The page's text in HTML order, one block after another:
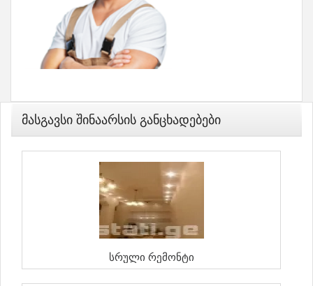
Მასგავსი Შინაარსის Განცხადებები
Სრული Რემონტი